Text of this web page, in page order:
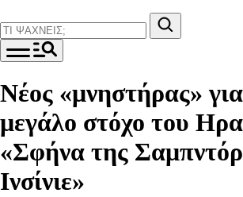
Νέος «μνηστήρας»
μεγάλο στόχο του
«Σφήνα της
Ινσίνιε»